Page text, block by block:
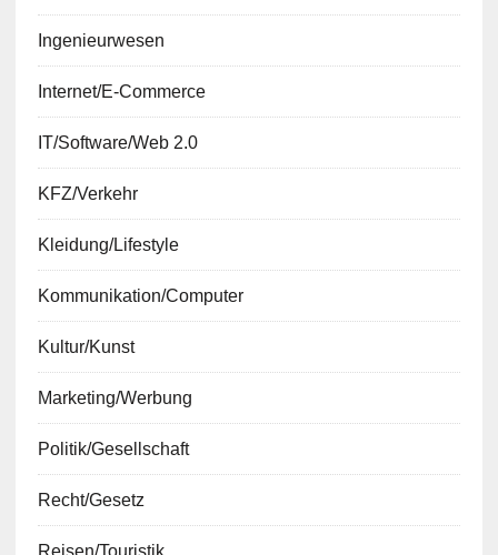
Ingenieurwesen
Internet/E-Commerce
IT/Software/Web 2.0
KFZ/Verkehr
Kleidung/Lifestyle
Kommunikation/Computer
Kultur/Kunst
Marketing/Werbung
Politik/Gesellschaft
Recht/Gesetz
Reisen/Touristik